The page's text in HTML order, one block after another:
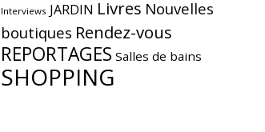
Interviews JARDIN Livres Nouvelles
boutiques Rendez-vous
REPORTAGES Salles de bains
SHOPPING